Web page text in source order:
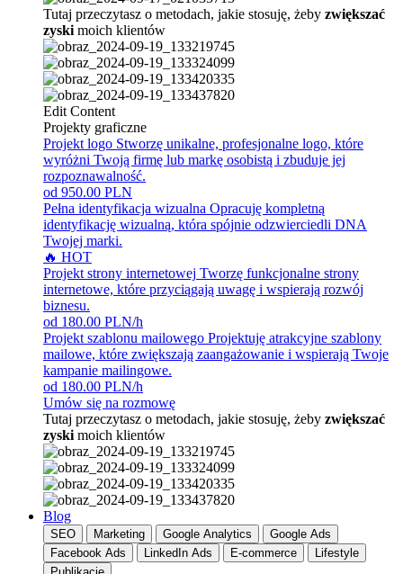
Tutaj przeczytasz o metodach, jakie stosuję, żeby zwiększać
zyski moich klientów
Edit Content
Projekty graficzne
Projekt logo Stworzę unikalne, profesjonalne logo, które
wyróżni Twoją firmę lub markę osobistą i zbuduje jej
rozpoznawalność.
od 950.00 PLN
Pełna identyfikacja wizualna Opracuję kompletną
identyfikację wizualną, która spójnie odzwierciedli DNA
Twojej marki.
🔥 HOT
Projekt strony internetowej Tworzę funkcjonalne strony
internetowe, które przyciągają uwagę i wspierają rozwój
biznesu.
od 180.00 PLN/h
Projekt szablonu mailowego Projektuję atrakcyjne szablony
mailowe, które zwiększają zaangażowanie i wspierają Twoje
kampanie mailingowe.
od 180.00 PLN/h
Umów się na rozmowę
Tutaj przeczytasz o metodach, jakie stosuję, żeby zwiększać
zyski moich klientów
Blog
SEO Marketing Google Analytics
Google Ads
Facebook Ads
LinkedIn Ads E-commerce
Lifestyle